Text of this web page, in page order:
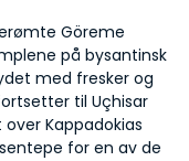
Göreme
på bysantinsk
med fresker og
til Uçhisar
Kappadokias
for en av de